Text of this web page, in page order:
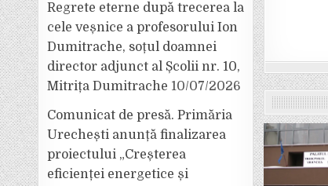
Regrete eterne după trecerea la
cele veșnice a profesorului Ion
Dumitrache, soțul doamnei
director adjunct al Școlii nr. 10,
Mitrița Dumitrache 10/07/2026
Comunicat de presă. Primăria
Urechești anunță finalizarea
proiectului „Creșterea
eficienței energetice și